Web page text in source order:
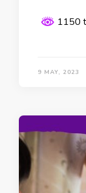
1150
9 MAY, 2023